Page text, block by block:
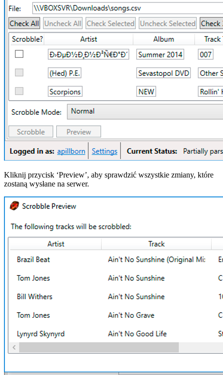
Kliknij przycisk ‘Preview’, aby sprawdzić wszystkie zmiany, które
zostaną wysłane na serwer.